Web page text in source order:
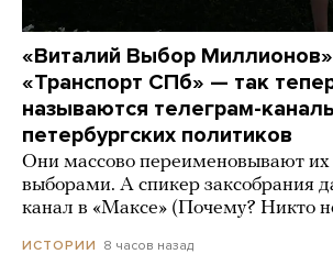
«Виталий Выбор
«Транспорт СПб» — так
называются телеграм-
петербургских политиков
Они массово переименовывают их
выборами. А спикер заксобрания
канал в «Максе» (Почему? Никто
ИСТОРИИ 8 часов назад